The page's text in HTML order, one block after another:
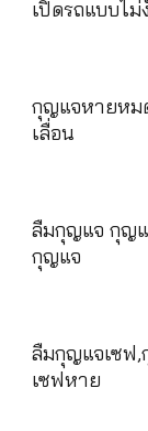
เปิดรถแบบไ
กุญแจหายหม
เลื่อน
ลืมกุญแจ กุญ
กุญแจ
ลืมกุญแจเซฟ
เซฟหาย